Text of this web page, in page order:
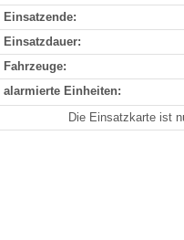
Einsatzende:
Einsatzdauer:
Fahrzeuge:
alarmierte Einheiten:
Die Einsatzkarte ist